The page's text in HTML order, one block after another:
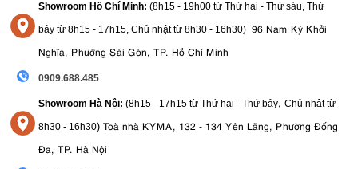
Showroom Hồ Chí Minh: (8h15 - 19h00 từ Thứ hai - Thứ sáu, Thứ
bảy từ 8h15 - 17h15, Chủ nhật từ 8h30 - 16h30) 96 Nam Kỳ Khởi
Nghĩa, Phường Sài Gòn, TP. Hồ Chí Minh
0909.688.485
Showroom Hà Nội: (8h15 - 17h15 từ Thứ hai - Thứ bảy, Chủ nhật từ
8h30 - 16h30) Toà nhà KYMA, 132 - 134 Yên Lãng, Phường Đống
Đa, TP. Hà Nội